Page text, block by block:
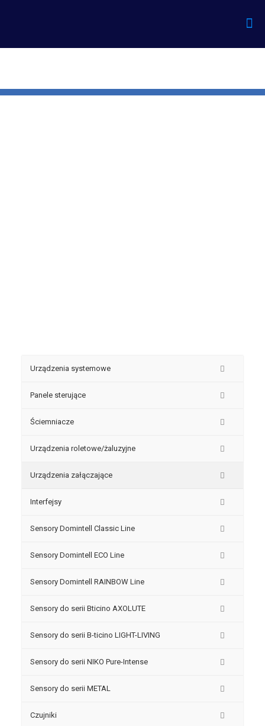
Urządzenia systemowe
Panele sterujące
Ściemniacze
Urządzenia roletowe/żaluzyjne
Urządzenia załączające
Interfejsy
Sensory Domintell Classic Line
Sensory Domintell ECO Line
Sensory Domintell RAINBOW Line
Sensory do serii Bticino AXOLUTE
Sensory do serii B-ticino LIGHT-LIVING
Sensory do serii NIKO Pure-Intense
Sensory do serii METAL
Czujniki